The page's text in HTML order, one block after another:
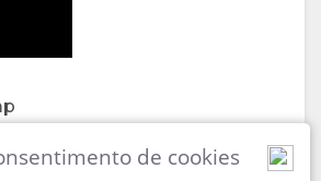
de cookies